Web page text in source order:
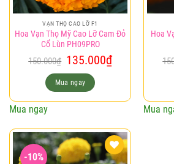
VẠN THỌ CAO LỠ F1
Hoa Vạn Thọ Mỹ Cao Lỡ Cam Đỏ
Cổ Lùn PH09PRO
150.000₫ Giá
gốc
là:
150.000₫.
135.000₫Giá
hiện
135.000₫.
Mua ngay
Mua ngay
Hoa
Mua
-10%